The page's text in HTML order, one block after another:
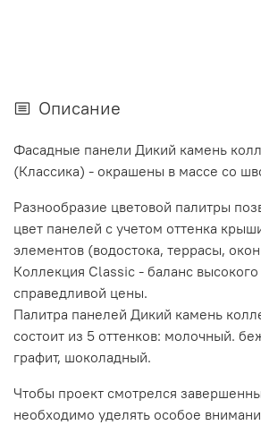
Описание
Фасадные панели Дикий камень
(Классика) - окрашены в массе со
Разнообразие цветовой палитры
цвет панелей с учетом оттенка
элементов (водостока, террасы,
Коллекция Classic - баланс высокого
справедливой цены.
Палитра панелей Дикий камень
состоит из 5 оттенков: молочный.
графит, шоколадный.
Чтобы проект смотрелся
необходимо уделять особое